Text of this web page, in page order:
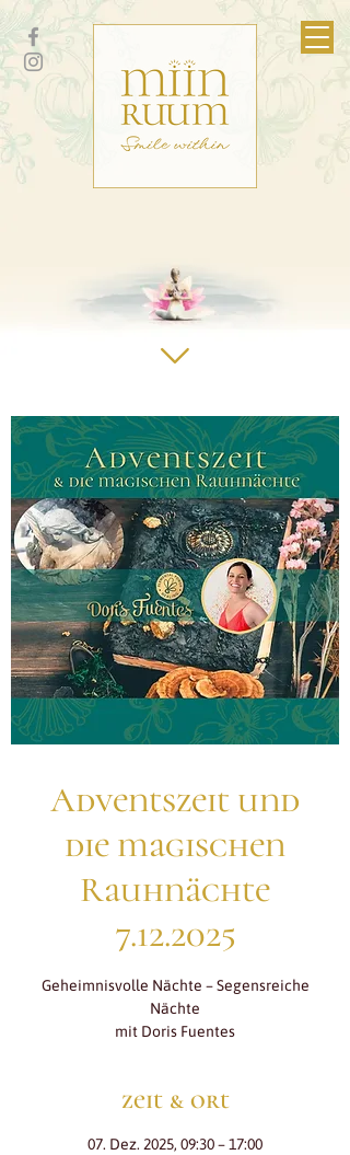
Adventszeit und
die magischen
Rauhnächte
7.12.2025
Geheimnisvolle Nächte – Segensreiche
Nächte
mit Doris Fuentes
zeit & ort
07. Dez. 2025, 09:30 – 17:00